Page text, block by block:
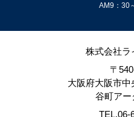
AM9：30
株式会社ラ
〒
大阪府大阪市
谷町アー
TEL.06-